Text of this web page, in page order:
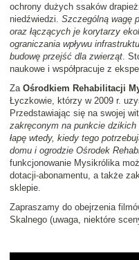
ochrony dużych ssaków
niedźwiedzi. Szczególną wagę
oraz łączących je korytarzy
ograniczania wpływu
budowę przejść dla zwierząt .
naukowe i współpracuje z
Za Ośrodkiem Rehabilitacji
Łyczkowie, którzy w 2009 r.
Przedstawiając się na swojej
zakręconym na punkcie
łapę wtedy, kiedy tego
domu i ogrodzie Ośrodek
funkcjonowanie Mysikrólika
dotacji-abonamentu, a także
sklepie.
Zapraszamy do obejrzenia
Skalnego (uwaga, niektóre